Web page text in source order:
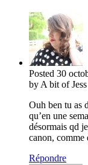
Posted 30
by A bit of Jess
Ouh ben tu as
qu’en une
désormais qd
canon, comme
Répondre